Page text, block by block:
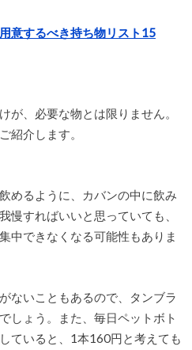
意するべき持ち物リスト15
が、必要な物とは限りません。
紹介します。
めるように、カバンの中に飲み
慢すればいいと思っていても、
中できなくなる可能性もありま
ないこともあるので、タンブラ
しょう。また、毎日ペットボト
ていると、1本160円と考えても